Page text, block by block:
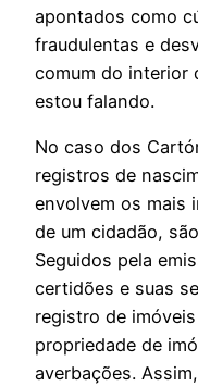
apontados como
fraudulentas e
comum do interior
estou falando.
No caso dos
registros de
envolvem os mais
de um cidadão,
Seguidos pela
certidões e suas
registro de
propriedade de
averbações.